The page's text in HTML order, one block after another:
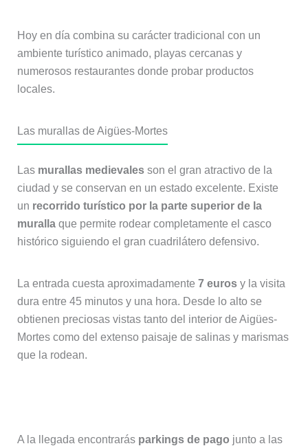
Hoy en día combina su carácter tradicional con un
ambiente turístico animado, playas cercanas y
numerosos restaurantes donde probar productos
locales.
Las murallas de Aigües-Mortes
Las murallas medievalesson el gran atractivo de la
ciudad y se conservan en un estado excelente. Existe
un recorrido turístico por la parte superior de la
murallaque permite rodear completamente el casco
histórico siguiendo el gran cuadrilátero defensivo.
La entrada cuesta aproximadamente 7 eurosy la visita
dura entre 45 minutos y una hora. Desde lo alto se
obtienen preciosas vistas tanto del interior de Aigües-
Mortes como del extenso paisaje de salinas y marismas
que la rodean.
A la llegada encontrarás parkings de pago junto a las